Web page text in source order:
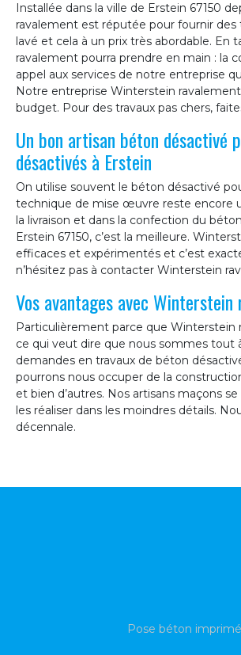
Installée dans la ville de Erstein 67150
ravalement est réputée pour fournir
lavé et cela à un prix très abordable.
ravalement pourra prendre en main : la
appel aux services de notre entreprise
Notre entreprise Winterstein
budget. Pour des travaux pas chers,
Un bon artisan béton désactivé
désactivés à Erstein
On utilise souvent le béton désactivé
technique de mise œuvre reste encore
la livraison et dans la confection du
Erstein 67150, c’est la meilleure.
efficaces et expérimentés et c’est
n’hésitez pas à contacter Winterstein
Vos avantages avec Winterstein
Particulièrement parce que Winterstein
ce qui veut dire que nous sommes tout
demandes en travaux de béton
pourrons nous occuper de la
et bien d’autres. Nos artisans maçons
les réaliser dans les moindres détails.
décennale.
Pose béton